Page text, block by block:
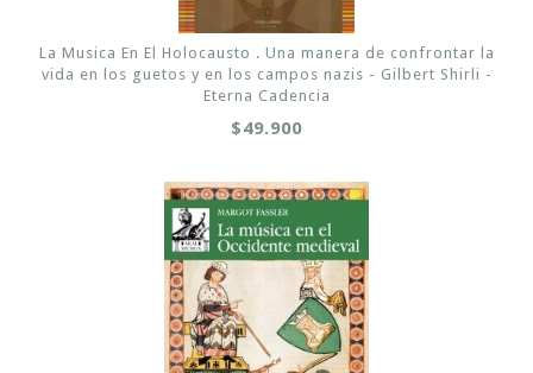
La Musica En El Holocausto . Una manera de confrontar la
vida en los guetos y en los campos nazis - Gilbert Shirli -
Eterna Cadencia
$49.900